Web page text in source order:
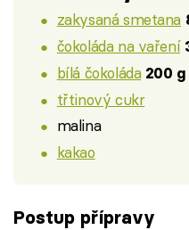
zakysaná smetana
čokoláda na vaření
bílá čokoláda 200 g
třtinový cukr
malina
kakao
Postup přípravy